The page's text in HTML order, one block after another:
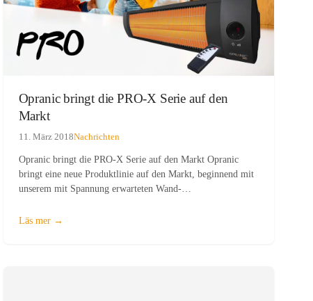
Opranic bringt die PRO-X Serie auf den
Markt
11. März 2018Nachrichten
Opranic bringt die PRO-X Serie auf den Markt Opranic
bringt eine neue Produktlinie auf den Markt, beginnend mit
unserem mit Spannung erwarteten Wand-
von Restaurants und des professionellen Marktes. Der